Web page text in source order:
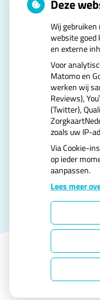
U heeft
externe
Deze
Wij gebruiken
website goed
en externe
Voor
Matomo en
werken wij
Reviews),
(Twitter),
zoals uw IP-
Via Cookie-
op ieder
aanpassen.
Lees meer